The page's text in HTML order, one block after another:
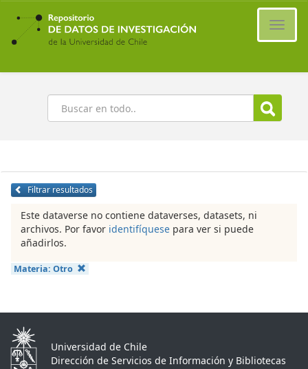
Ir
contenido
principal
Buscar
Filtrar resultados
Este dataverse no contiene dataverses, datasets, ni
archivos. Por favor identifíquese para ver si puede
añadirlos.
Materia: Otro
Universidad de Chile
Dirección de Servicios de Información y Bibliotecas